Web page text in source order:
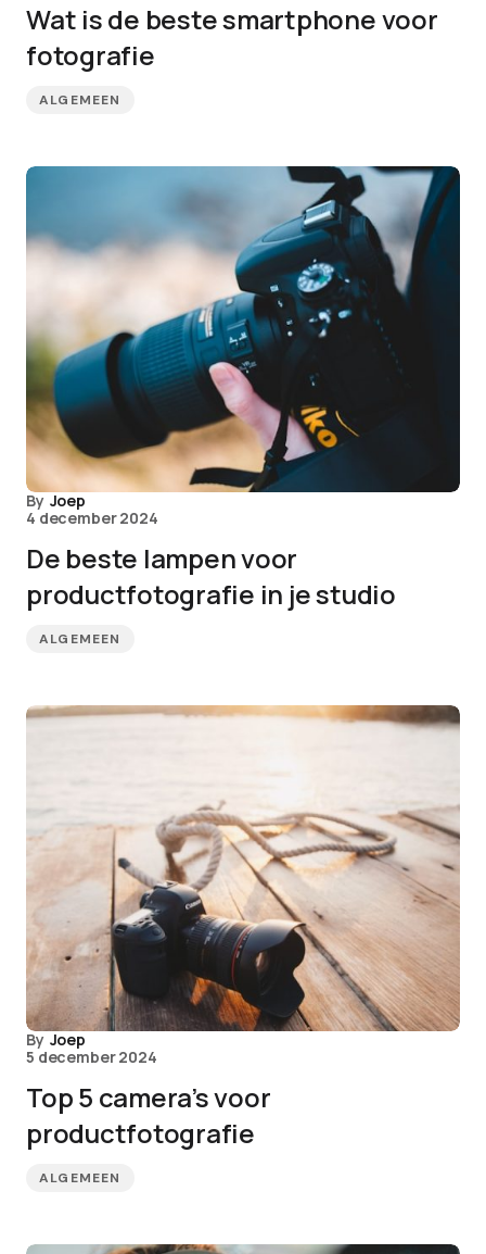
Wat is de beste smartphone voor
fotografie
ALGEMEEN
By Joep
4 december 2024
De beste lampen voor
productfotografie in je studio
ALGEMEEN
By Joep
5 december 2024
Top 5 camera’s voor
productfotografie
ALGEMEEN